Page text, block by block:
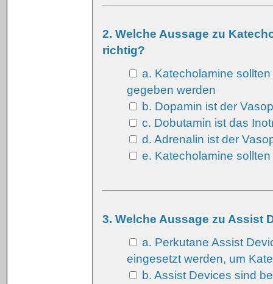
2. Welche Aussage zu
richtig?
a. Katecholamine
gegeben werden
b. Dopamin ist der
c. Dobutamin ist das
d. Adrenalin ist der
e. Katecholamine
3. Welche Aussage zu Assist
a. Perkutane Assist
eingesetzt werden, um
b. Assist Devices sind